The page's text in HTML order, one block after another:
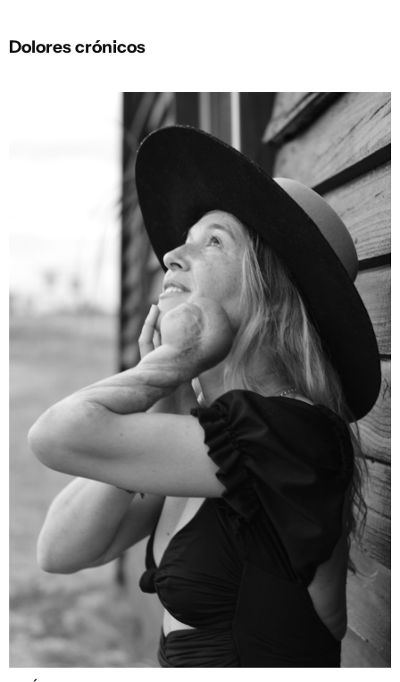
Dolores crónicos